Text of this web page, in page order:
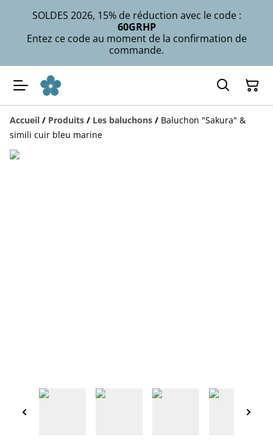
SOLDES 2026, 15% de réduction avec le code :
60GRHP
Entez ce code au moment de la confirmation de
commande.
Accueil / Produits / Les baluchons / Baluchon "Sakura" &
simili cuir bleu marine